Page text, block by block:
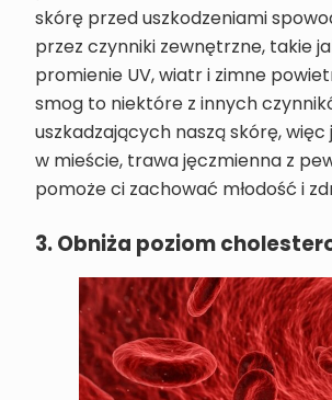
skórę przed uszkodzeniami
przez czynniki zewnętrzne, takie
promienie UV, wiatr i zimne
smog to niektóre z innych
uszkadzających naszą skórę, więc
w mieście, trawa jęczmienna z
pomoże ci zachować młodość i
3. Obniża poziom